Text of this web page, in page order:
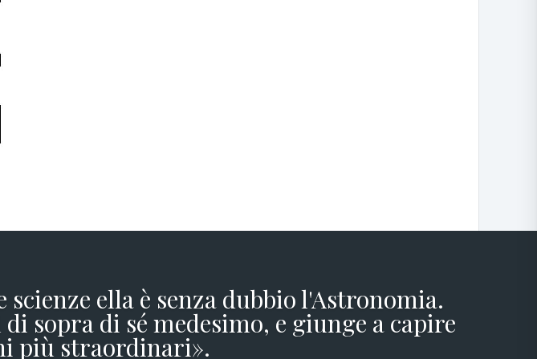
ella è senza dubbio l'Astronomia.
sopra di sé medesimo, e giunge a capire
più straordinari».